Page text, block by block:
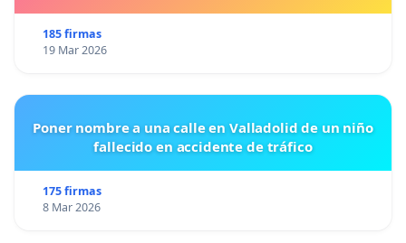
185 firmas
19 Mar 2026
Poner nombre a una calle en Valladolid de un niño
fallecido en accidente de tráfico
175 firmas
8 Mar 2026